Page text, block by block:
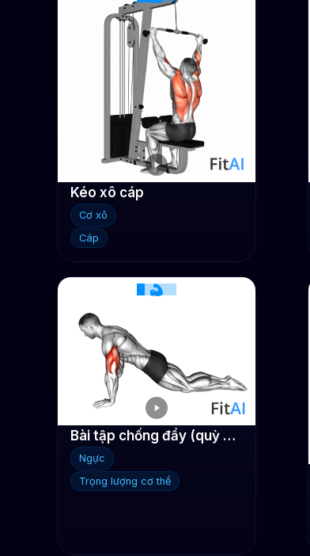
Kéo xô cáp
Cơ xô
Cáp
Bài tập chống đẩy (quỳ gối)
Ngực
Trọng lượng cơ thể